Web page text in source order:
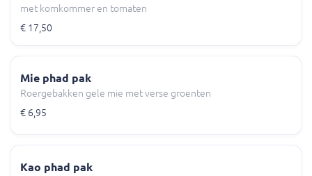
met komkommer en tomaten
€ 17,50
Mie phad pak
Roergebakken gele mie met verse groenten
€ 6,95
Kao phad pak